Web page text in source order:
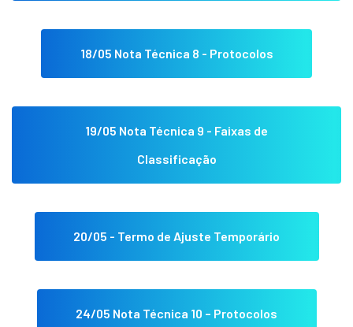
18/05 Nota Técnica 8 - Protocolos
19/05 Nota Técnica 9 - Faixas de
Classificação
20/05 - Termo de Ajuste Temporário
24/05 Nota Técnica 10 – Protocolos